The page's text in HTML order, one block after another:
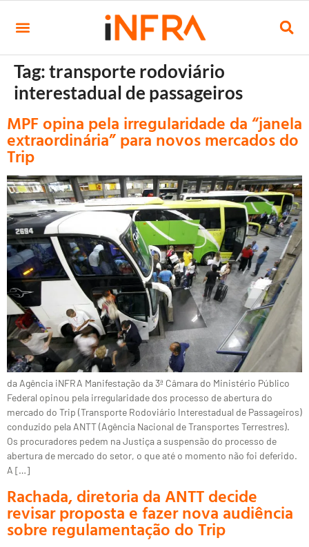
Tag:transporte rodoviário
interestadual de passageiros
MPF opina pela irregularidade da “janela
extraordinária” para novos mercados do
Trip
da Agência iNFRA Manifestação da 3ª Câmara do Ministério Público
Federal opinou pela irregularidade dos processo de abertura do
mercado do Trip (Transporte Rodoviário Interestadual de Passageiros)
conduzido pela ANTT (Agência Nacional de Transportes Terrestres).
Os procuradores pedem na Justiça a suspensão do processo de
abertura de mercado do setor, o que até o momento não foi deferido.
A […]
Rachada, diretoria da ANTT decide
revisar proposta e fazer nova audiência
sobre regulamentação do Trip